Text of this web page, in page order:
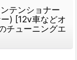
テンショナー
) [12v車などオ
チューニングエ